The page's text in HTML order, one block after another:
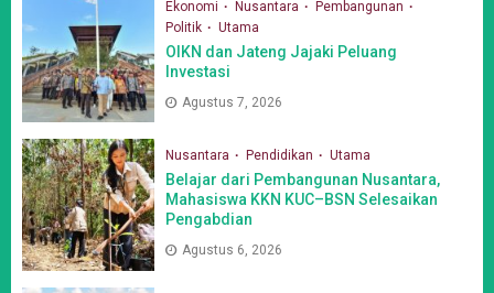
Ekonomi Nusantara
Pembangunan
Politik
Utama
OIKN dan Jateng Jajaki Peluang
Investasi
Agustus 7, 2026
Nusantara Pendidikan Utama
Belajar dari Pembangunan Nusantara,
Mahasiswa KKN KUC–BSN Selesaikan
Pengabdian
Agustus 6, 2026